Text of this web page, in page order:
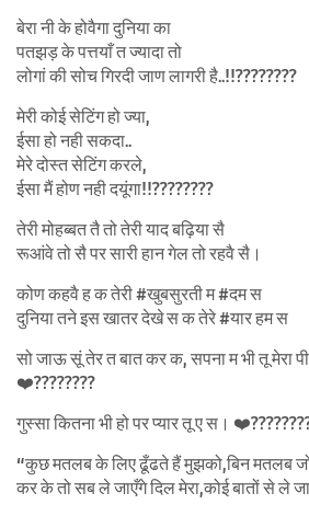
बेरा नी के होवैगा दुनिया का
पतझड़ के पत्तयाँ त ज्यादा तो
लोगां की सोच गिरदी जाण लागरी है..!!????????
मेरी कोई सेटिंग हो ज्या,
ईसा हो नही सकदा..
मेरे दोस्त सेटिंग करले,
ईसा मैं होण नही दयूंगा!!????????
तेरी मोहब्बत तै तो तेरी याद बढ़िया सै
रूआंवे तो सै पर सारी हान गेल तो रहवै सै।
कोण कहवै ह क तेरी #खुबसुरती म #दम स
दुनिया तने इस खातर देखे स क तेरे #यार हम स
सो जाऊ सूं तेर त बात कर क, सपना म भी तू मेरा
❤️????????
गुस्सा कितना भी हो पर प्यार तू ए स।
“कुछ मतलब के लिए ढूँढते हैं मुझको,बिन मतलब
कर के तो सब ले जाएँगे दिल मेरा,कोई बातों से ले